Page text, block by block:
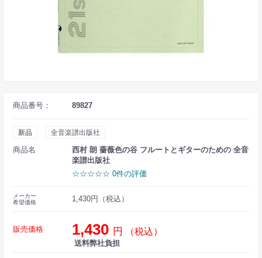
商品番号： 89827
新品 全音楽譜出版社
商品名
西村 朗 薔薇色の谷 フルートとギターのための 全音
楽譜出版社
☆☆☆☆☆ 0件の評価
メーカー
希望価格
1,430円（税込）
販売価格 1,430 円 （税込）
送料弊社負担